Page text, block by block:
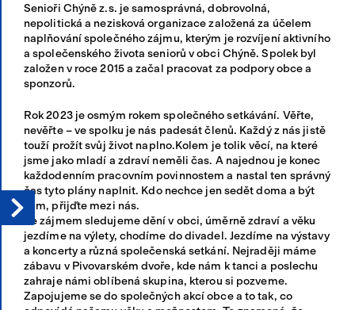
Senioři Chýně z.s. je samosprávná, dobrovolná,
nepolitická a nezisková organizace založená za účelem
naplňování společného zájmu, kterým je rozvíjení aktivního
a společenského života seniorů v obci Chýně. Spolek byl
založen v roce 2015 a začal pracovat za podpory obce a
sponzorů.
Rok 2023 je osmým rokem společného setkávání. Věřte,
nevěřte – ve spolku je nás padesát členů. Každý z nás jistě
touží prožít svůj život naplno.Kolem je tolik věcí, na které
jsme jako mladí a zdraví neměli čas. A najednou je konec
každodenním pracovním povinnostem a nastal ten správný
čas tyto plány naplnit. Kdo nechce jen sedět doma a být
sám, přijďte mezi nás.
Se zájmem sledujeme dění v obci, úměrně zdraví a věku
jezdíme na výlety, chodíme do divadel. Jezdíme na výstavy
a koncerty a různá společenská setkání. Nejraději máme
zábavu v Pivovarském dvoře, kde nám k tanci a poslechu
zahraje námi oblíbená skupina, kterou si pozveme.
Zapojujeme se do společných akcí obce a to tak, co